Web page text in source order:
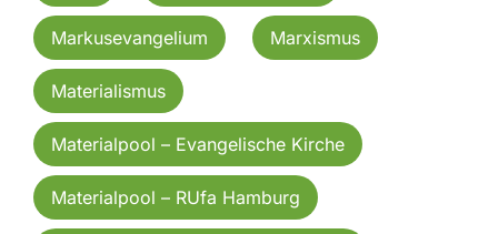
Markusevangelium Marxismus
Materialismus
Materialpool – Evangelische Kirche
Materialpool – RUfa Hamburg